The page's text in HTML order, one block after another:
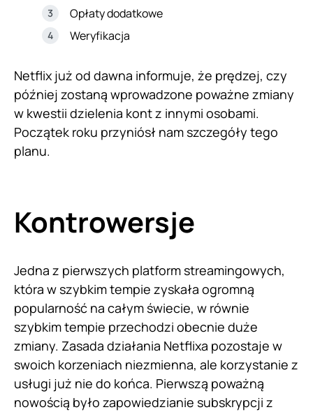
Opłaty dodatkowe
Weryfikacja
Netflix już od dawna informuje, że prędzej, czy
później zostaną wprowadzone poważne zmiany
w kwestii dzielenia kont z innymi osobami.
Początek roku przyniósł nam szczegóły tego
planu.
Kontrowersje
Jedna z pierwszych platform streamingowych,
która w szybkim tempie zyskała ogromną
popularność na całym świecie, w równie
szybkim tempie przechodzi obecnie duże
zmiany. Zasada działania Netflixa pozostaje w
swoich korzeniach niezmienna, ale korzystanie z
usługi już nie do końca. Pierwszą poważną
nowością było zapowiedzianie subskrypcji z